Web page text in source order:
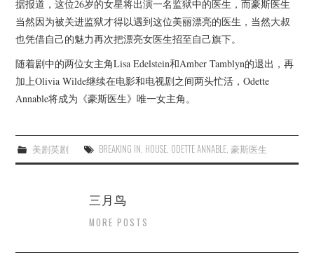
美剧英剧
推荐电影
据报道，这位26岁的女星将出演一名监狱中的医生，而豪斯医生
当然因为被关进监狱才得以遇到这位美丽漂亮的医生，当然大叔
也凭借自己的魅力再次把漂亮女医生招至自己旗下。
随着剧中的两位女主角Lisa Edelstein和Amber Tamblyn的退出，再
加上Olivia Wilde继续在电影和电视剧之间两头忙活，Odette
Annable将成为《豪斯医生》唯一女主角。
美剧英剧 BREAKING IN, HOUSE, ODETTE ANNABLE, 豪斯医生
三月鸟
MORE POSTS